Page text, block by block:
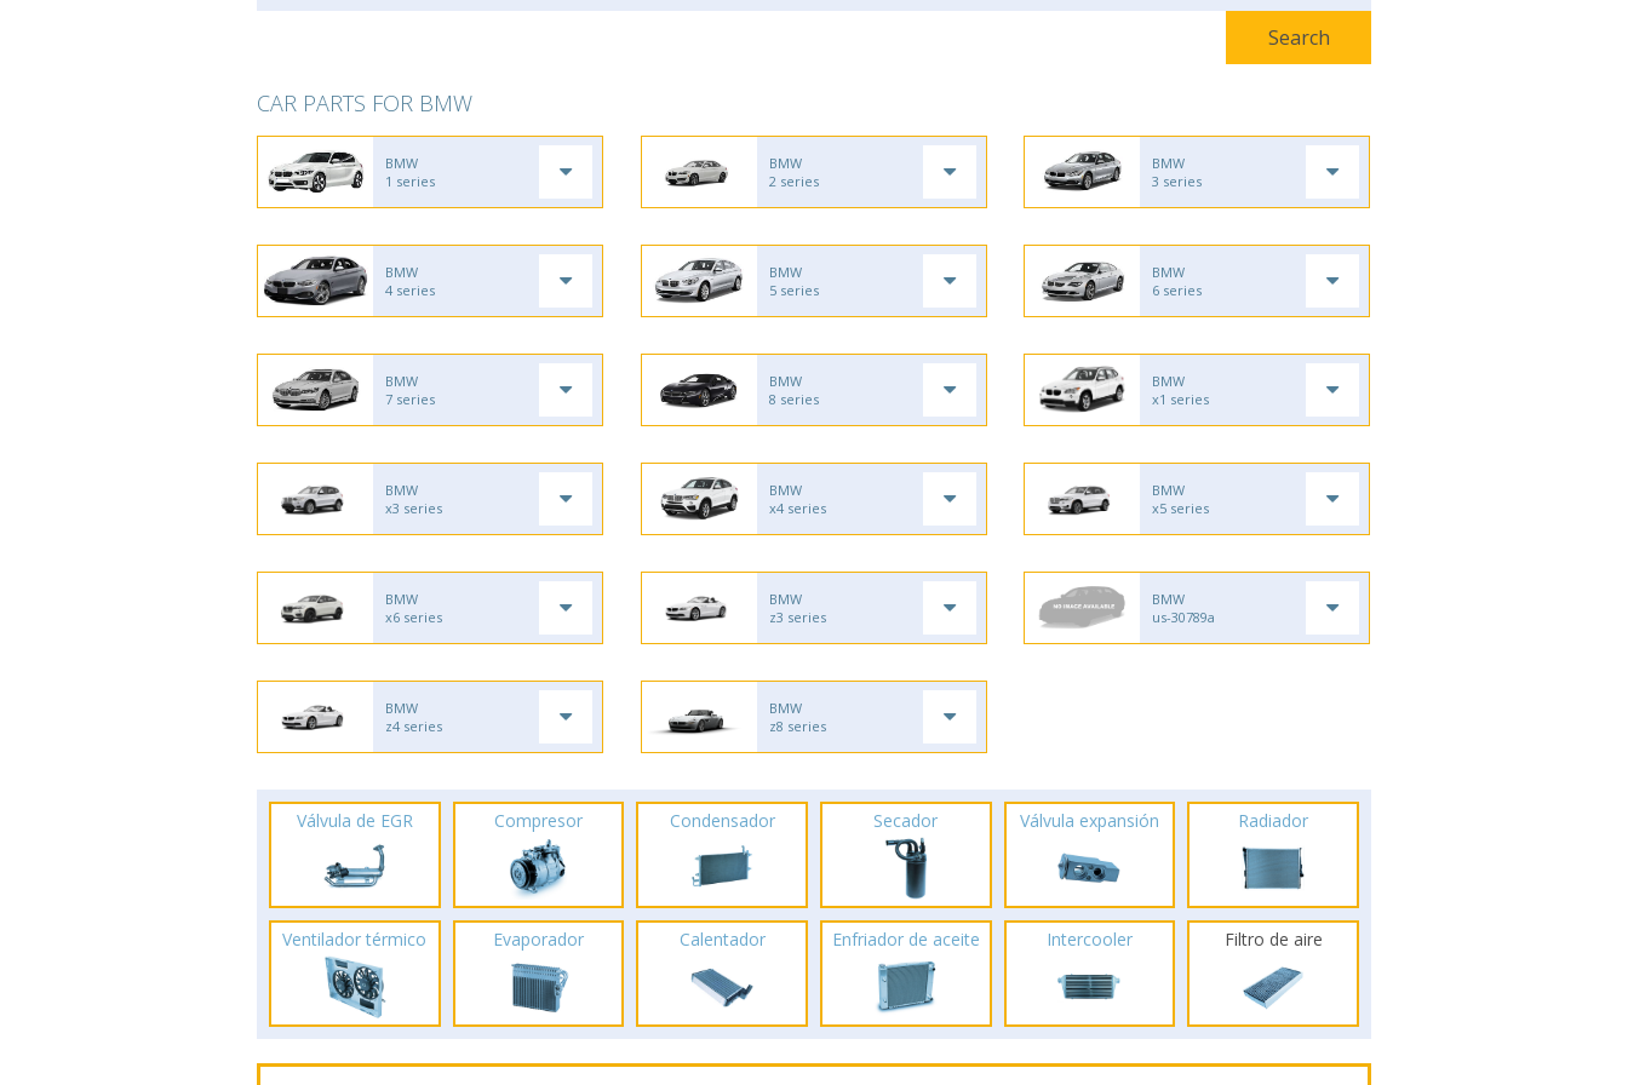
CAR PARTS FOR BMW
BMW
1 series
BMW
2 series
BMW
3 series
BMW
4 series
BMW
5 series
BMW
6 series
BMW
7 series
BMW
8 series
BMW
x1 series
BMW
x3 series
BMW
x4 series
BMW
x5 series
BMW
x6 series
BMW
z3 series
BMW
us-30789a
BMW
z4 series
BMW
z8 series
Válvula de EGR Compresor Condensador Secador Válvula expansión Radiador
Ventilador térmico Evaporador Calentador Enfriador de aceite Intercooler Filtro de aire